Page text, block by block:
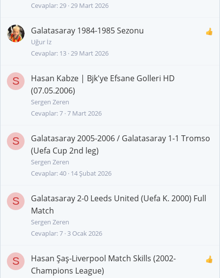
Cevaplar 29 29 Mart 2026
Galatasaray 1984-1985 Sezonu
Uğur İz
Cevaplar 13 29 Mart 2026
S
Hasan Kabze | Bjk'ye Efsane Golleri HD
(07.05.2006)
Sergen Zeren
Cevaplar 7 7 Mart 2026
S
Galatasaray 2005-2006 / Galatasaray 1-1 Tromso
(Uefa Cup 2nd leg)
Sergen Zeren
Cevaplar 40 14 Şubat 2026
S
Galatasaray 2-0 Leeds United (Uefa K. 2000) Full
Match
Sergen Zeren
Cevaplar 7 3 Ocak 2026
S
Hasan Şaş-Liverpool Match Skills (2002-
Champions League)